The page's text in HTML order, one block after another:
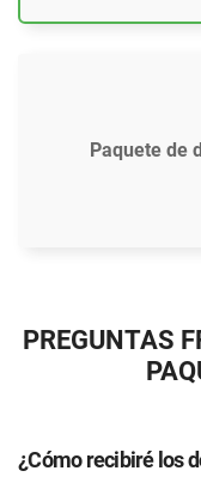
Paquete de
45 plantillas
PREGUNTAS
¿Cómo recibiré los